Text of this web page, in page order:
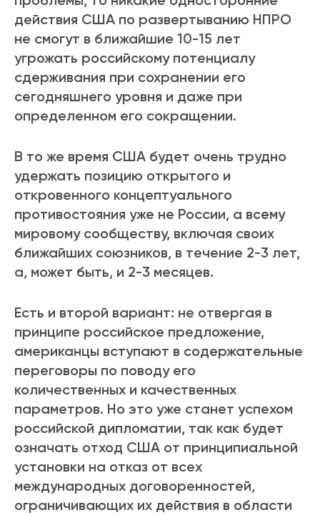
действия США по развертыванию НПРО
не смогут в ближайшие 10-15 лет
угрожать российскому потенциалу
сдерживания при сохранении его
сегодняшнего уровня и даже при
определенном его сокращении.
В то же время США будет очень трудно
удержать позицию открытого и
откровенного концептуального
противостояния уже не России, а всему
мировому сообществу, включая своих
ближайших союзников, в течение 2-3 лет,
а, может быть, и 2-3 месяцев.
Есть и второй вариант: не отвергая в
принципе российское предложение,
американцы вступают в содержательные
переговоры по поводу его
количественных и качественных
параметров. Но это уже станет успехом
российской дипломатии, так как будет
означать отход США от принципиальной
установки на отказ от всех
международных договоренностей,
ограничивающих их действия в области